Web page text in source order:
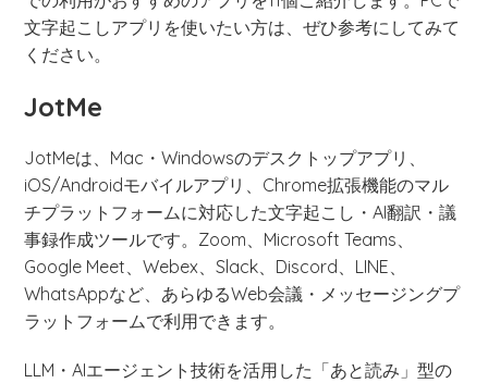
文字起こしアプリを使いたい方は、ぜひ参考にしてみて
ください。
JotMe
JotMeは、Mac・Windowsのデスクトップアプリ、
iOS/Androidモバイルアプリ、Chrome拡張機能のマル
チプラットフォームに対応した文字起こし・AI翻訳・議
事録作成ツールです。Zoom、Microsoft Teams、
Google Meet、Webex、Slack、Discord、LINE、
WhatsAppなど、あらゆるWeb会議・メッセージングプ
ラットフォームで利用できます。
LLM・AIエージェント技術を活用した「あと読み」型の